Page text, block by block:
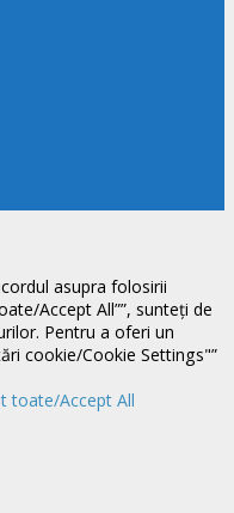
asupra folosirii
Accept All””, sunteți de
Pentru a oferi un
cookie/Cookie Settings"”
toate/Accept All